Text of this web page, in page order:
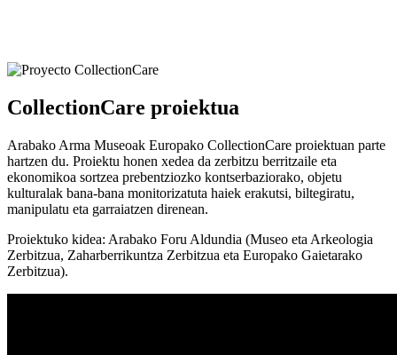
CollectionCare proiektua
Arabako Arma Museoak Europako CollectionCare proiektuan parte
hartzen du. Proiektu honen xedea da zerbitzu berritzaile eta
ekonomikoa sortzea prebentziozko kontserbaziorako, objetu
kulturalak bana-bana monitorizatuta haiek erakutsi, biltegiratu,
manipulatu eta garraiatzen direnean.
Proiektuko kidea: Arabako Foru Aldundia (Museo eta Arkeologia
Zerbitzua, Zaharberrikuntza Zerbitzua eta Europako Gaietarako
Zerbitzua).